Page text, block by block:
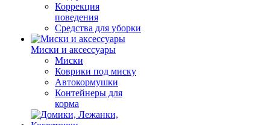
Коррекция
поведения
Средства для уборки
Миски и аксессуары
Миски
Коврики под миску
Автокормушки
Контейнеры для
корма